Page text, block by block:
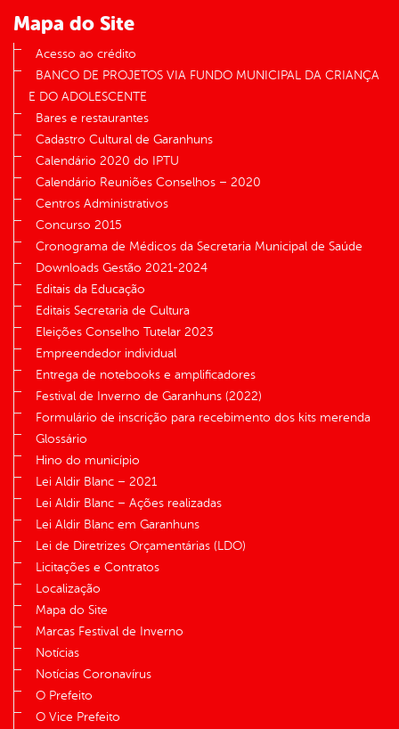
Mapa do Site
Acesso ao crédito
BANCO DE PROJETOS VIA FUNDO MUNICIPAL DA CRIANÇA
E DO ADOLESCENTE
Bares e restaurantes
Cadastro Cultural de Garanhuns
Calendário 2020 do IPTU
Calendário Reuniões Conselhos – 2020
Centros Administrativos
Concurso 2015
Cronograma de Médicos da Secretaria Municipal de Saúde
Downloads Gestão 2021-2024
Editais da Educação
Editais Secretaria de Cultura
Eleições Conselho Tutelar 2023
Empreendedor individual
Entrega de notebooks e amplificadores
Festival de Inverno de Garanhuns (2022)
Formulário de inscrição para recebimento dos kits merenda
Glossário
Hino do município
Lei Aldir Blanc – 2021
Lei Aldir Blanc – Ações realizadas
Lei Aldir Blanc em Garanhuns
Lei de Diretrizes Orçamentárias (LDO)
Licitações e Contratos
Localização
Mapa do Site
Marcas Festival de Inverno
Notícias
Notícias Coronavírus
O Prefeito
O Vice Prefeito